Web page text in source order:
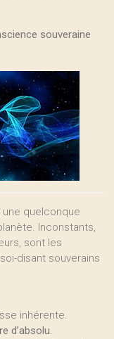
souveraine
une quelconque
Inconstants,
sont les
disant souverains
inhérente.
d’absolu.